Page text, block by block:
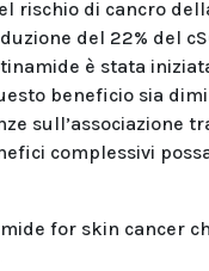
rischio di cancro
del 22% del
è stata
beneficio sia
sull’associazione
complessivi
for skin cancer